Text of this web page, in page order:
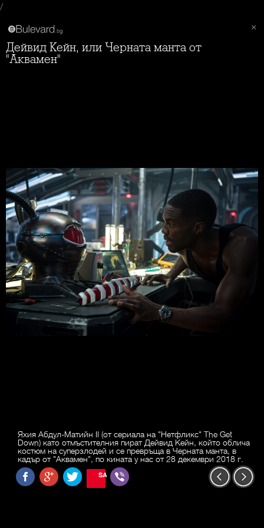
/
Дейвид Кейн, или Черната манта от
"Аквамен"
Яхия Абдул-Матийн II (от сериала на "Нетфликс" The Get
Down) като отмъстителния пират Дейвид Кейн, който облича
костюм на суперзлодей и се превръща в Черната манта, в
кадър от "Аквамен", по кината у нас от 28 декември 2018 г.
SAVE